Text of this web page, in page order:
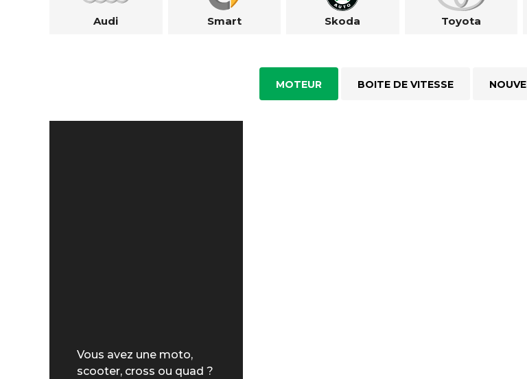
Audi Smart Skoda Toyota
Vous avez une moto,
scooter, cross ou quad ?
MOTEUR BOITE DE VITESSE